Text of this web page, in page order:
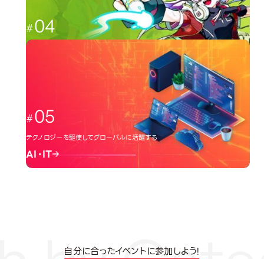
04
日本のクリエーター文化を広める
イラスト・アニメ
05
テクノロジーを駆使してグローバルに活躍する
AI・IT
自分に合ったイベントに参加しよう!